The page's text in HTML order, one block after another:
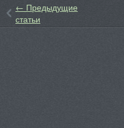
← Предыдущие
статьи